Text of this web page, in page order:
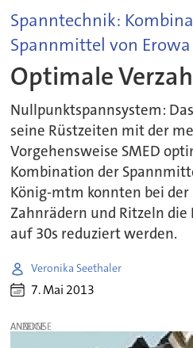
Spanntechnik:
Spannmittel von
Optimale
Nullpunktspannsystem:
seine Rüstzeiten mit der
Vorgehensweise SMED
Kombination der
König-mtm konnten bei
Zahnrädern und Ritzeln
auf 30s reduziert werden.
Veronika Seethaler
7. Mai 2013
ANZEIGE